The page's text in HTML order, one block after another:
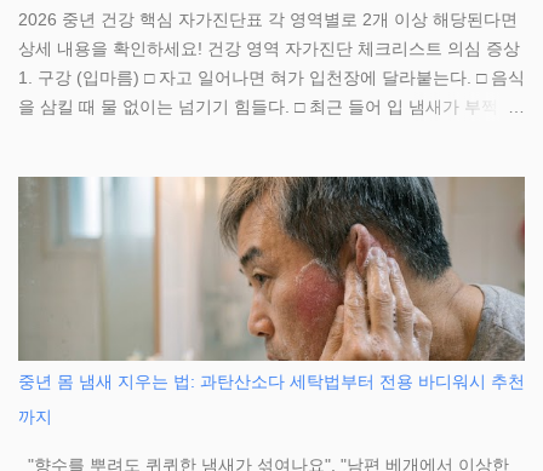
을, Apple Watch 사용자라면 기본 'Health' 앱을 사용합니다. 미국 버
전 앱은 FDA 승인을 받아 더욱 정확한 측정이 가능합니다. App
Store나 Google Play에서 무료로 다운 받을 수 있으며, 1분도 안 걸
립니다. 두 번째, 혈압계로 보정(Calibration)을 진행하세요. CVS,
측정 직후 3분 이내에 스마트워치 앱에서 'Calibrate' 버튼을 눌러 같
은 팔에서 측정합니다. 앱 화면의 지시에 따라 손목을 심장 높이에
위치시키고 30초간 가만히 있으면 보정 완료! 세 번째, 측정 알림
(Reminder)을 설정하세요. Samsung Health 앱에서 'Notification
Settings'로 들어가 하루 4회(아침 8am, 점심 12pm, 저녁 6pm, 취침
전 10pm) 알림을 설정합니다. 알림이 울리면 즉시 측정하는 습관 을
들이는 것이 중요합니다. 🛒 미국 아마존 인기 혈압계 TOP 3 ...
2026 중년 건강 핵심 자가진단표 각 영역별로 2개 이상 해당된다면
상세 내용을 확인하세요! 건강 영역 자가진단 체크리스트 의심 증상
1. 구강 (입마름) □ 자고 일어나면 혀가 입천장에 달라붙는다. □ 음식
을 삼킬 때 물 없이는 넘기기 힘들다. □ 최근 들어 입 냄새가 부쩍 심
로션을 발라도 1시간이 안 되어 다시 건조하다. □ 피부 발진은 없는
데 속에서부터 가려운 느낌이다. □ 샤워 후 피부가 하얗게 일어나고
뱀살처럼 갈라진다. 노인성 소양증 내과 질환 3. 안구 (침침함) □ 신
문이나 스마트폰 글씨가 뿌옇게 보인다. □ 직선이나 바둑판 모양의
선이 휘어져 보인다. □ 밤운전 시 빛 번짐이 심하고 표지판이 흐릿하
다. □ 안개 낀 것처럼 세상이 전체적으로 답답해 보인다. 백내장 황
중년 몸 냄새 지우는 법: 과탄산소다 세탁법부터 전용 바디워시 추천
까지
"향수를 뿌려도 퀴퀴한 냄새가 섞여나요", "남편 베개에서 이상한